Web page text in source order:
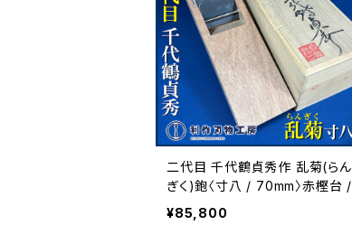
二代目 千代鶴貞秀作 乱菊(らん
ぎく)鉋〈寸八 / 70mm〉赤樫台 /
桐箱
¥85,800